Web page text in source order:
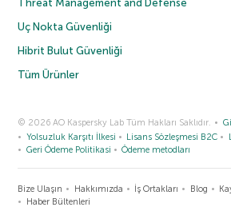
Threat Management and Defense
Uç Nokta Güvenliği
Hibrit Bulut Güvenliği
Tüm Ürünler
© 2026 AO Kaspersky Lab Tüm Hakları Saklıdır.
Yolsuzluk Karşıtı İlkesi
Lisans Sözleşmesi B2C
Geri Ödeme Politikasi
Ödeme metodları
Bize Ulaşın Hakkımızda İş Ortakları Blog
Haber Bültenleri